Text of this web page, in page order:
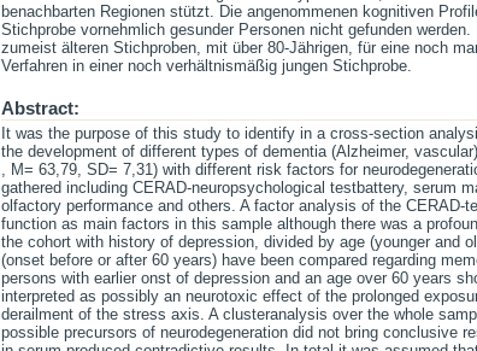
benachbarten Regionen stützt. Die angenommenen kognitiven
Stichprobe vornehmlich gesunder Personen nicht gefunden
zumeist älteren Stichproben, mit über 80-Jährigen, für eine noch
Verfahren in einer noch verhältnismäßig jungen Stichprobe.
Abstract:
It was the purpose of this study to identify in a cross-section
the development of different types of dementia (Alzheimer,
, M= 63,79, SD= 7,31) with different risk factors for
gathered including CERAD-neuropsychological testbattery, serum
olfactory performance and others. A factor analysis of the CERAD-
function as main factors in this sample although there was a
the cohort with history of depression, divided by age (younger and
(onset before or after 60 years) have been compared regarding
persons with earlier onst of depression and an age over 60 years
interpreted as possibly an neurotoxic effect of the prolonged
derailment of the stress axis. A clusteranalysis over the whole
possible precursors of neurodegeneration did not bring conclusive